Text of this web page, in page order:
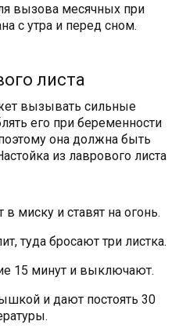
вызова месячных при
с утра и перед сном.
листа
вызывать сильные
его при беременности
она должна быть
из лаврового листа
миску и ставят на огонь.
туда бросают три листка.
15 минут и выключают.
и дают постоять 30